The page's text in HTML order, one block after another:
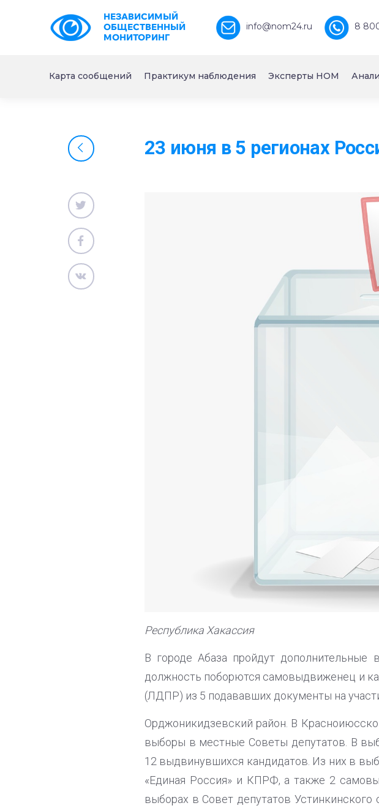
НЕЗАВИСИМЫЙ
ОБЩЕСТВЕННЫЙ
МОНИТОРИНГ
info@nom24.ru 8
Карта сообщений Практикум наблюдения Эксперты НОМ
23 июня в 5 регионах
Республика Хакассия
В городе Абаза пройдут
должность поборются самовыдвиженец и
(ЛДПР) из 5 подававших документы на
Орджоникидзевский район. В
выборы в местные Советы депутатов. В
12 выдвинувшихся кандидатов. Из них в
«Единая Россия» и КПРФ, а также 2
выборах в Совет депутатов